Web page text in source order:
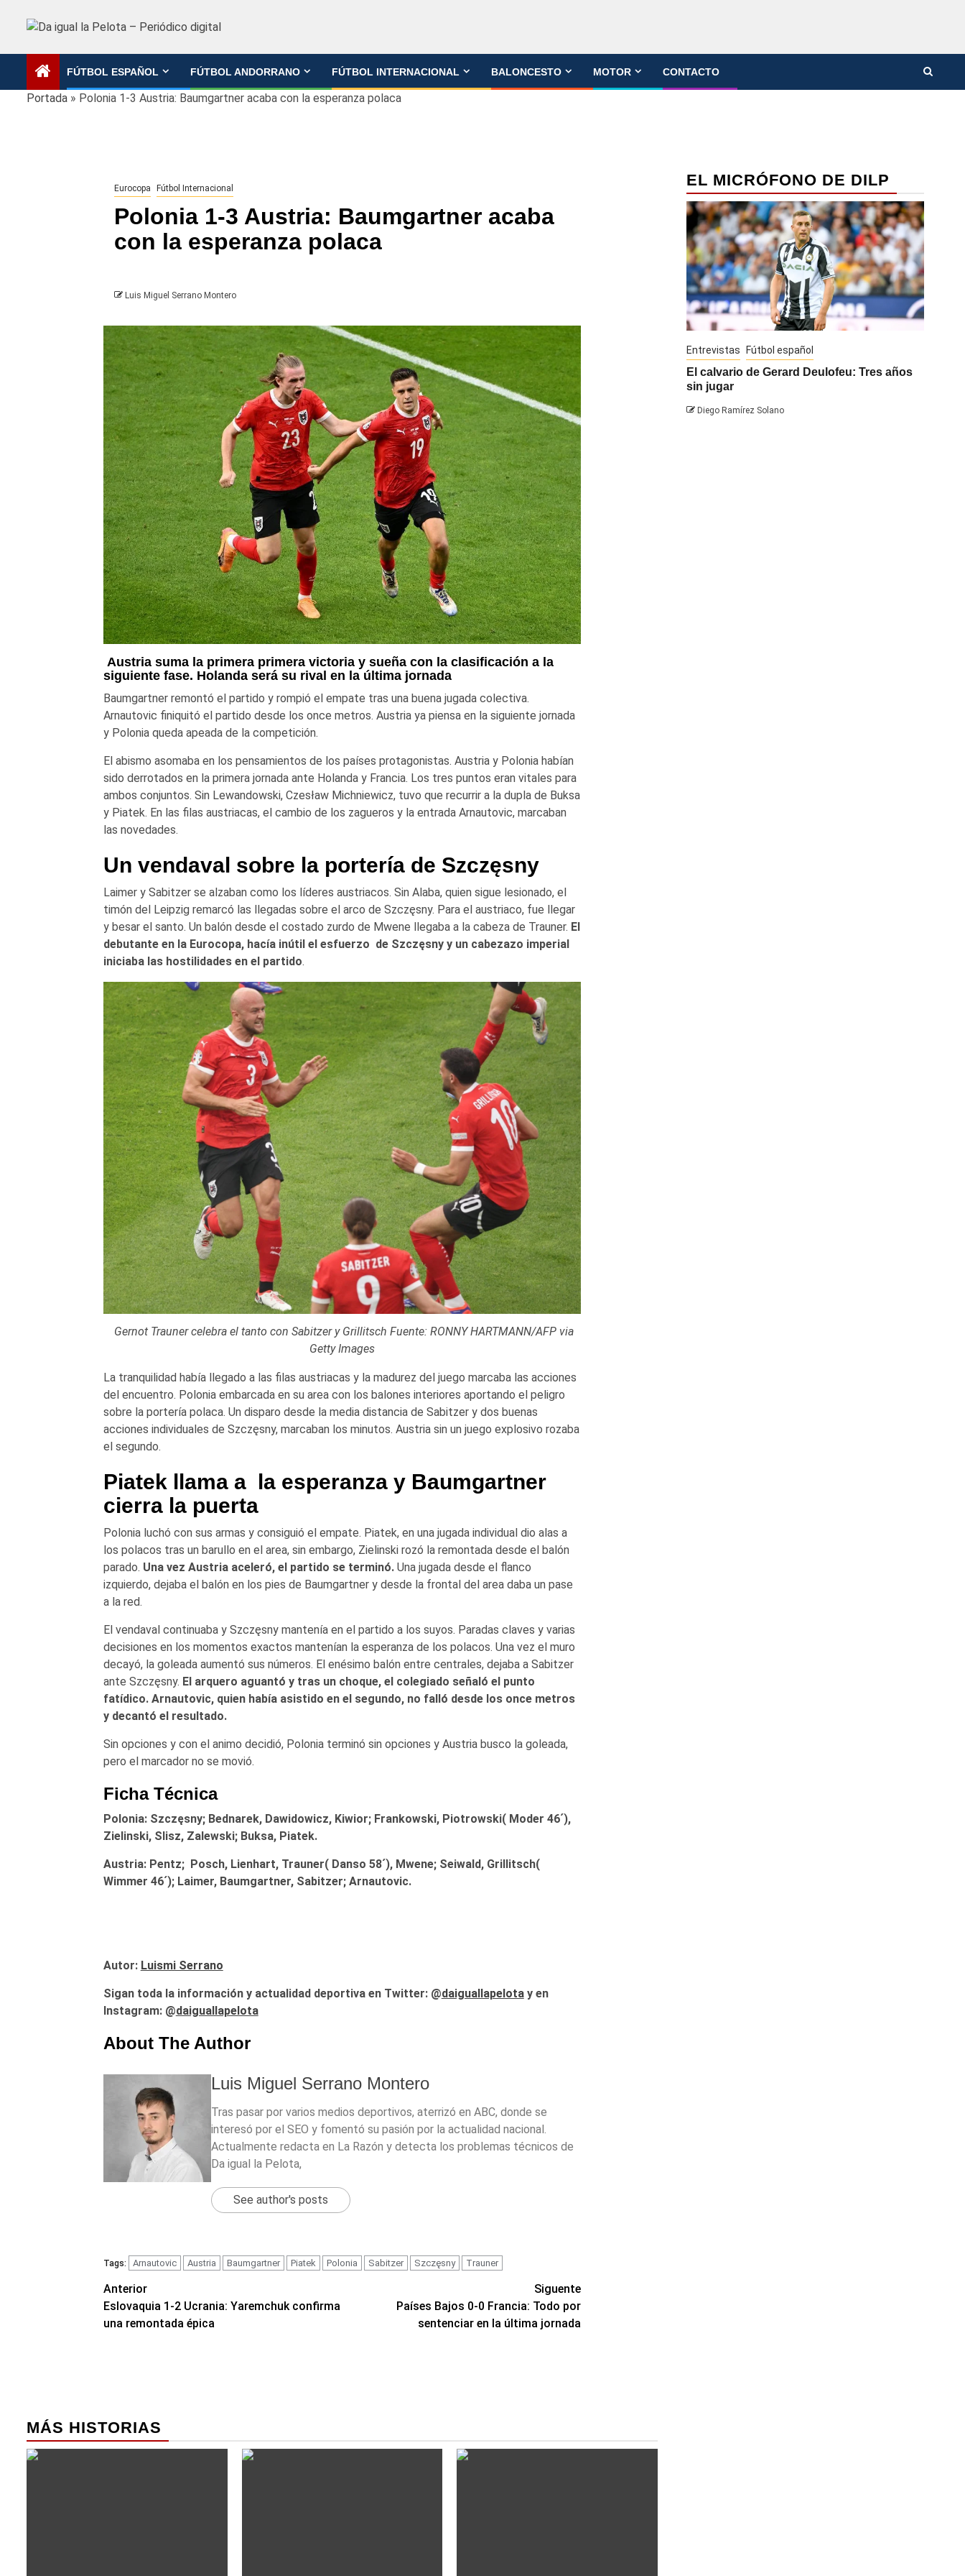
FÚTBOL ESPAÑOL FÚTBOL ANDORRANO FÚTBOL INTERNACIONAL BALONCESTO MOTOR CONTACTO
Portada » Polonia 1-3 Austria: Baumgartner acaba con la esperanza polaca
Eurocopa Fútbol Internacional
Polonia 1-3 Austria: Baumgartner acaba
con la esperanza polaca
Luis Miguel Serrano Montero
Austria suma la primera primera victoria y sueña con la clasificación a la
siguiente fase. Holanda será su rival en la última jornada
Baumgartner remontó el partido y rompió el empate tras una buena jugada colectiva.
Arnautovic finiquitó el partido desde los once metros. Austria ya piensa en la siguiente jornada
y Polonia queda apeada de la competición.
El abismo asomaba en los pensamientos de los países protagonistas. Austria y Polonia habían
sido derrotados en la primera jornada ante Holanda y Francia. Los tres puntos eran vitales para
ambos conjuntos. Sin Lewandowski, Czesław Michniewicz, tuvo que recurrir a la dupla de Buksa
y Piatek. En las filas austriacas, el cambio de los zagueros y la entrada Arnautovic, marcaban
las novedades.
Un vendaval sobre la portería de Szczęsny
Laimer y Sabitzer se alzaban como los líderes austriacos. Sin Alaba, quien sigue lesionado, el
timón del Leipzig remarcó las llegadas sobre el arco de Szczęsny. Para el austriaco, fue llegar
y besar el santo. Un balón desde el costado zurdo de Mwene llegaba a la cabeza de Trauner. El
debutante en la Eurocopa, hacía inútil el esfuerzo de Szczęsny y un cabezazo imperial
iniciaba las hostilidades en el partido.
Gernot Trauner celebra el tanto con Sabitzer y Grillitsch Fuente: RONNY HARTMANN/AFP via
Getty Images
La tranquilidad había llegado a las filas austriacas y la madurez del juego marcaba las acciones
del encuentro. Polonia embarcada en su area con los balones interiores aportando el peligro
sobre la portería polaca. Un disparo desde la media distancia de Sabitzer y dos buenas
acciones individuales de Szczęsny, marcaban los minutos. Austria sin un juego explosivo rozaba
el segundo.
Piatek llama a la esperanza y Baumgartner
cierra la puerta
Polonia luchó con sus armas y consiguió el empate. Piatek, en una jugada individual dio alas a
los polacos tras un barullo en el area, sin embargo, Zielinski rozó la remontada desde el balón
parado. Una vez Austria aceleró, el partido se terminó. Una jugada desde el flanco
izquierdo, dejaba el balón en los pies de Baumgartner y desde la frontal del area daba un pase
a la red.
El vendaval continuaba y Szczęsny mantenía en el partido a los suyos. Paradas claves y varias
decisiones en los momentos exactos mantenían la esperanza de los polacos. Una vez el muro
decayó, la goleada aumentó sus números. El enésimo balón entre centrales, dejaba a Sabitzer
ante Szczęsny. El arquero aguantó y tras un choque, el colegiado señaló el punto
fatídico. Arnautovic, quien había asistido en el segundo, no falló desde los once metros
y decantó el resultado.
Sin opciones y con el animo decidió, Polonia terminó sin opciones y Austria busco la goleada,
pero el marcador no se movió.
Ficha Técnica
Polonia: Szczęsny; Bednarek, Dawidowicz, Kiwior; Frankowski, Piotrowski( Moder 46´),
Zielinski, Slisz, Zalewski; Buksa, Piatek.
Austria: Pentz; Posch, Lienhart, Trauner( Danso 58´), Mwene; Seiwald, Grillitsch(
Wimmer 46´); Laimer, Baumgartner, Sabitzer; Arnautovic.
Autor: Luismi Serrano
Sigan toda la información y actualidad deportiva en Twitter: @daiguallapelotay en
Instagram: @daiguallapelota
About The Author
Luis Miguel Serrano Montero
Tras pasar por varios medios deportivos, aterrizó en ABC, donde se
interesó por el SEO y fomentó su pasión por la actualidad nacional.
Actualmente redacta en La Razón y detecta los problemas técnicos de
Da igual la Pelota,
See author's posts
Tags: Arnautovic Austria Baumgartner Piatek Polonia Sabitzer Szczęsny Trauner
Navegación
de
Anterior
Eslovaquia 1-2 Ucrania: Yaremchuk confirma
una remontada épica
Siguente
Países Bajos 0-0 Francia: Todo por
sentenciar en la última jornada
MÁS HISTORIAS
EL MICRÓFONO DE DILP
Entrevistas Fútbol español
El calvario de Gerard Deulofeu: Tres años
sin jugar
Diego Ramírez Solano